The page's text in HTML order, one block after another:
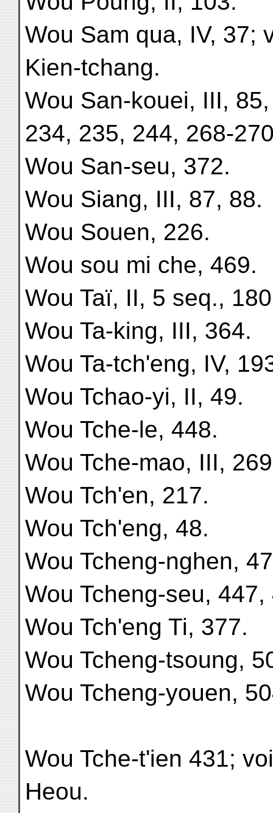
Wou Sam qua, IV, 37;
Kien-tchang.
Wou San-kouei, III,
234, 235, 244, 268-
Wou San-seu, 372.
Wou Siang, III, 87, 88.
Wou Souen, 226.
Wou sou mi che, 469.
Wou Taï, II, 5 seq.,
Wou Ta-king, III, 364.
Wou Ta-tch'eng, IV,
Wou Tchao-yi, II, 49.
Wou Tche-le, 448.
Wou Tche-mao, III,
Wou Tch'en, 217.
Wou Tch'eng, 48.
Wou Tcheng-nghen,
Wou Tcheng-seu, 447,
Wou Tch'eng Ti, 377.
Wou Tcheng-tsoung,
Wou Tcheng-youen,
Wou Tche-t'ien 431;
Heou.